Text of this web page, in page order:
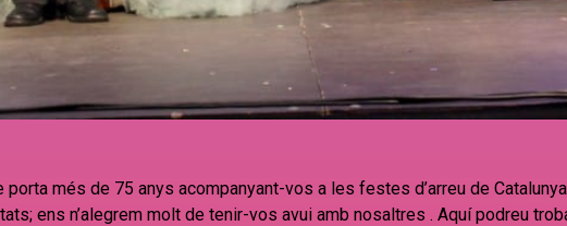
més de 75 anys acompanyant-vos a les festes d’arreu de
ens n’alegrem molt de tenir-vos avui amb nosaltres . Aquí podreu